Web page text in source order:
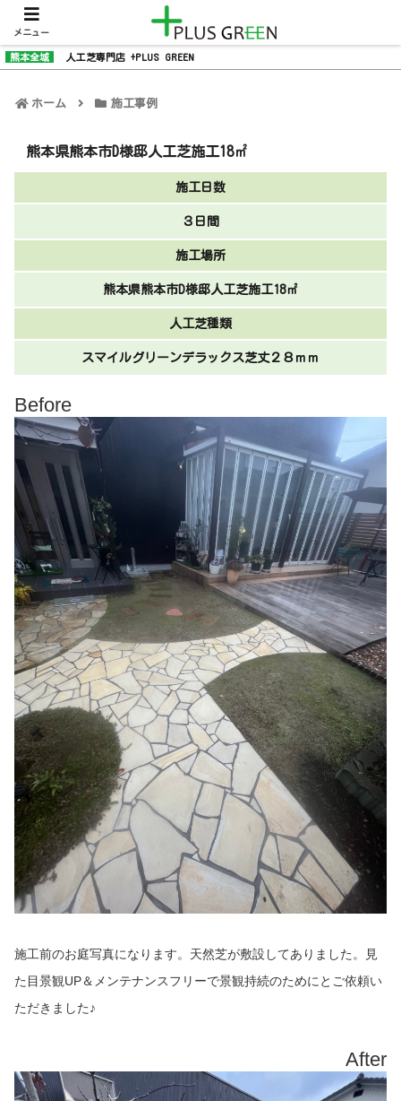
熊本全域 人工芝専門店 +PLUS GREEN
ホーム 施工事例
熊本県熊本市D様邸人工芝施工18㎡
施工日数
３日間
施工場所
熊本県熊本市D様邸人工芝施工18㎡
人工芝種類
スマイルグリーンデラックス芝丈２８ｍｍ
Before
施工前のお庭写真になります。天然芝が敷設してありました。見
た目景観UP＆メンテナンスフリーで景観持続のためにとご依頼い
ただきました♪
After
メニュー